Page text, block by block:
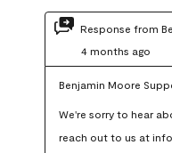
Response from
4 months ago
Benjamin Moore
We're sorry to hear
reach out to us at